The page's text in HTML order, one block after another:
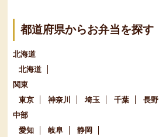
都道府県からお弁当を探す
北海道
北海道
関東
東京
神奈川 埼玉 千葉
長野
中部
愛知
岐阜
静岡